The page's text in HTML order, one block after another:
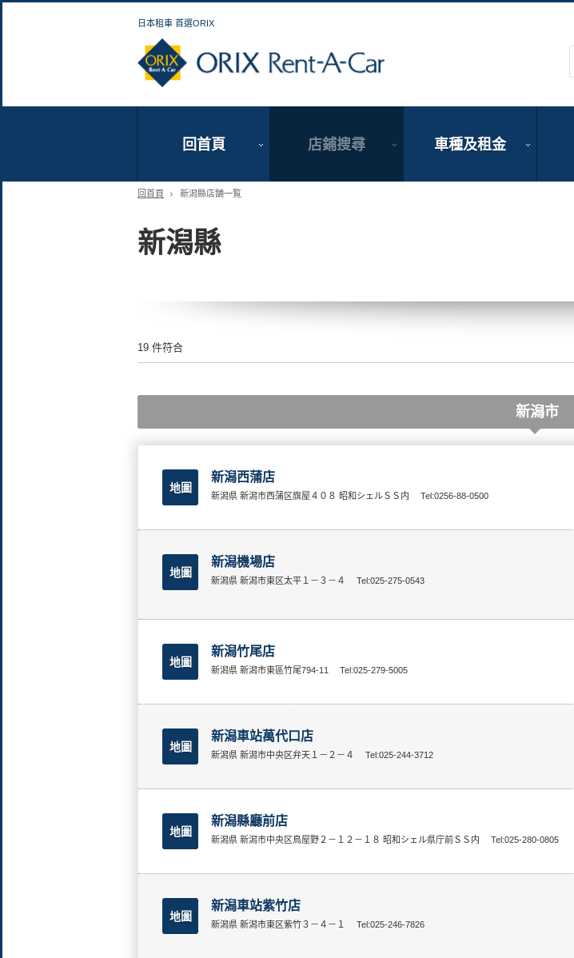
日本租車 首選ORIX
回首頁 店鋪搜尋 車種及租金
回首頁 新潟縣店舗一覧
新潟縣
19 件符合
新潟市
地圖
新潟西蒲店
新潟県 新潟市西蒲区旗屋４０８ 昭和シェルＳＳ内 Tel:0256-88-0500
地圖
新潟機場店
新潟県 新潟市東区太平１－３－４ Tel:025-275-0543
地圖
新潟竹尾店
新潟県 新潟市東區竹尾794-11 Tel:025-279-5005
地圖
新潟車站萬代口店
新潟県 新潟市中央区弁天１－２－４ Tel:025-244-3712
地圖
新潟縣廳前店
新潟県 新潟市中央区鳥屋野２－１２－１８ 昭和シェル県庁前ＳＳ内 Tel:025-280-0805
地圖
新潟車站紫竹店
新潟県 新潟市東区紫竹３－４－１ Tel:025-246-7826